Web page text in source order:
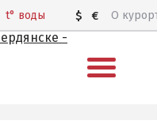
t° воды $ € О